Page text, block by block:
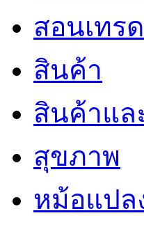
สอนเทร
สินค้า
สินค้าแล
สุขภาพ
หม้อแปล